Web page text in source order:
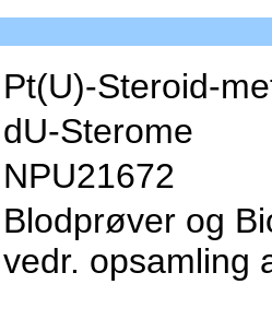
Pt(U)-Steroid-
dU-Sterome
NPU21672
Blodprøver og
vedr. opsamling